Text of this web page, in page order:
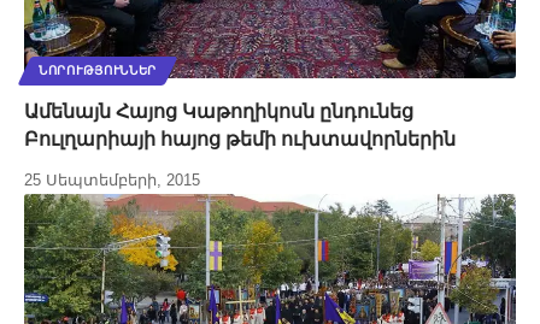
ՆՈՐՈՒԹՅՈՒՆՆԵՐ
Ամենայն Հայոց Կաթողիկոսն ընդունեց
Բուլղարիայի հայոց թեմի ուխտավորներին
25 Սեպտեմբերի, 2015